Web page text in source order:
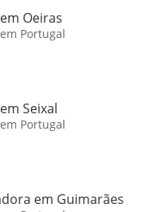
Oeiras
Portugal
Seixal
Portugal
em Guimarães